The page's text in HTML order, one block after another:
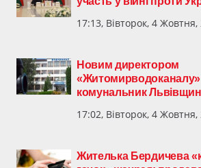
17:13, Вівторок, 4 Жовтня,
Новим директором
«Житомирводоканалу»
комунальник
17:02, Вівторок, 4 Жовтня,
Жителька Бердичева